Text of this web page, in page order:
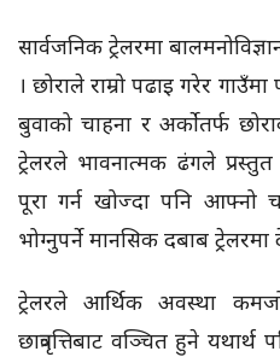
सार्वजनिक ट्रेलरमा
। छोराले राम्रो पढाइ गरेर
बुवाको चाहना र अर्कोतर्फ
ट्रेलरले भावनात्मक ढंगले
पूरा गर्न खोज्दा पनि आफ्नो
भोग्नुपर्ने मानसिक दबाब
ट्रेलरले आर्थिक अवस्था
छात्रवृत्तिबाट वञ्चित हुने